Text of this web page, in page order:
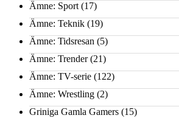
Ämne: Sport (17)
Ämne: Teknik (19)
Ämne: Tidsresan (5)
Ämne: Trender(21)
Ämne: TV-serie (122)
Ämne: Wrestling (2)
Griniga Gamla Gamers (15)